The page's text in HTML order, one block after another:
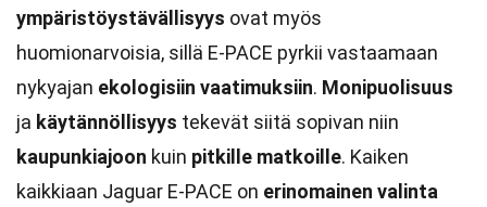
ympäristöystävällisyys ovat myös
huomionarvoisia, sillä E-PACE pyrkii vastaamaan
nykyajan ekologisiin vaatimuksiin. Monipuolisuus
ja käytännöllisyys tekevät siitä sopivan niin
kaupunkiajoon kuin pitkille matkoille. Kaiken
kaikkiaan Jaguar E-PACE on erinomainen valinta